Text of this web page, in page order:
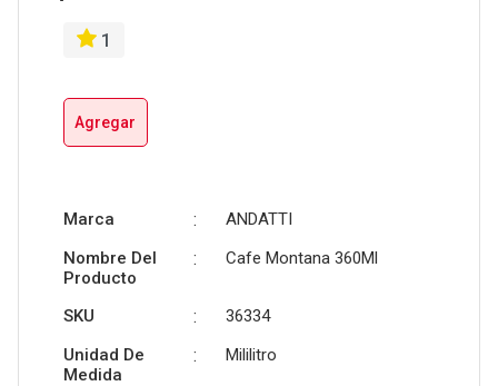
1
Agregar
Marca :
ANDATTI
Nombre Del
Producto
: Cafe Montana 360Ml
SKU :
36334
Unidad De
Medida
: Mililitro